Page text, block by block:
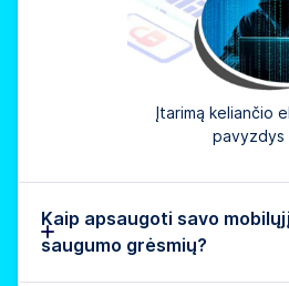
Įtarimą keliančio
pavyzdys
Kaip apsaugoti savo
saugumo grėsmių?